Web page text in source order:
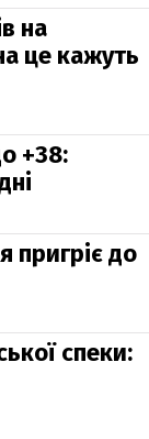
на
це кажуть
+38:
пригріє до
спеки: